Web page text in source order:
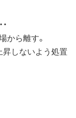
から離す。
しないよう処置